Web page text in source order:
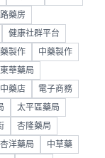
藥房
健康社群平台
製作 中藥製作
東華藥局
中藥店 電子商務
太平區藥局
杏隆藥局
杏洋藥局 中草藥